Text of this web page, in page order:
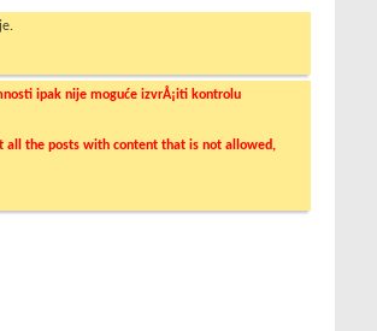
ipak nije moguće izvrÅ¡iti kontrolu
all the posts with content that is not allowed,